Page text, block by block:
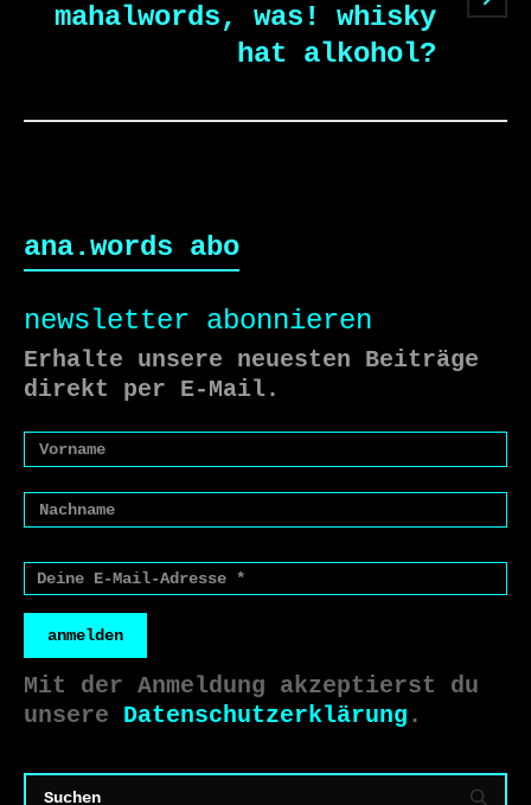
mahalwords, was! whisky
hat alkohol?
ana.words abo
newsletter abonnieren
Erhalte unsere neuesten Beiträge
direkt per E-Mail.
anmelden
Mit der Anmeldung akzeptierst du
unsere Datenschutzerklärung .